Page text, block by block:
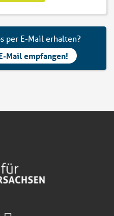
per E-Mail erhalten?
Mail empfangen!